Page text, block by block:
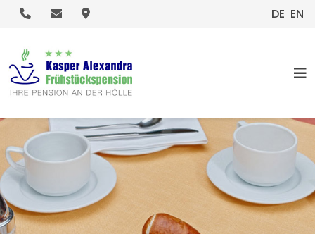
. . . DE EN
HOME